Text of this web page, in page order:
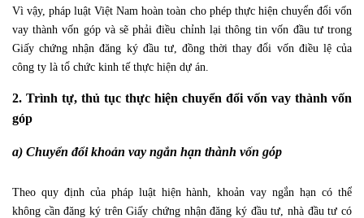
Vì vậy, pháp luật Việt Nam hoàn toàn cho phép thực hiện chuyển đổi vốn
vay thành vốn góp và sẽ phải điều chỉnh lại thông tin vốn đầu tư trong
Giấy chứng nhận đăng ký đầu tư, đồng thời thay đổi vốn điều lệ của
công ty là tổ chức kinh tế thực hiện dự án.
2. Trình tự, thủ tục thực hiện chuyển đổi vốn vay thành vốn
góp
a) Chuyển đổi khoản vay ngắn hạn thành vốn góp
Theo quy định của pháp luật hiện hành, khoản vay ngắn hạn có thể
không cần đăng ký trên Giấy chứng nhận đăng ký đầu tư, nhà đầu tư có